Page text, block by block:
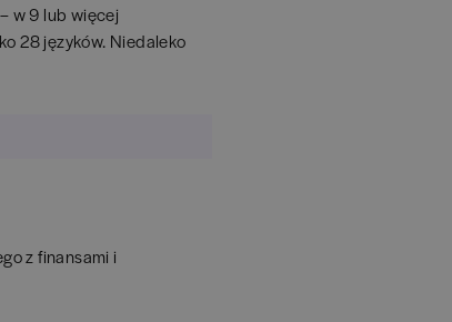
w 9 lub więcej
28 języków. Niedaleko
z finansami i